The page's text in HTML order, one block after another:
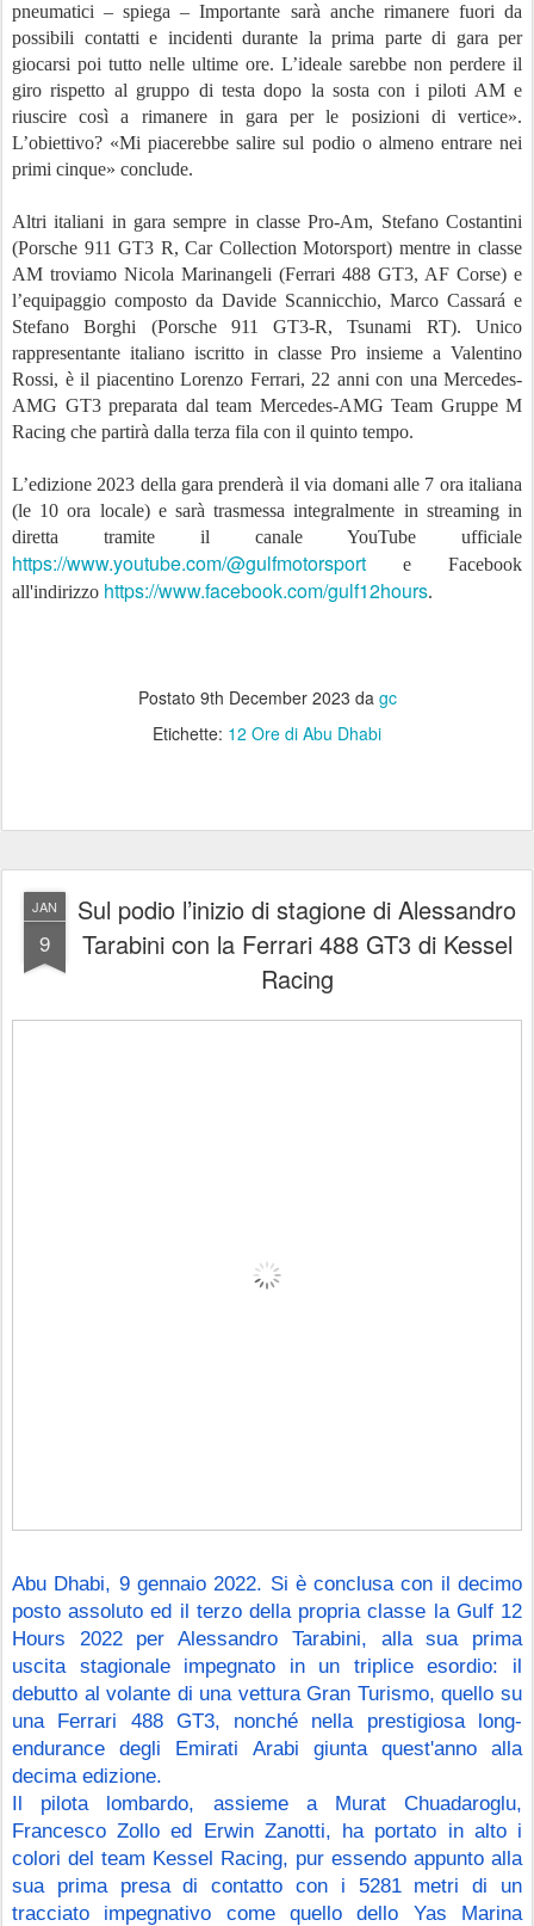
pneumatici – spiega – Importante sarà anche rimanere fuori da
possibili contatti e incidenti durante la prima parte di gara per
giocarsi poi tutto nelle ultime ore. L’ideale sarebbe non perdere il
giro rispetto al gruppo di testa dopo la sosta con i piloti AM e
riuscire così a rimanere in gara per le posizioni di vertice».
L’obiettivo? «Mi piacerebbe salire sul podio o almeno entrare nei
primi cinque» conclude.
Altri italiani in gara sempre in classe Pro-Am, Stefano Costantini
(Porsche 911 GT3 R, Car Collection Motorsport) mentre in classe
AM troviamo Nicola Marinangeli (Ferrari 488 GT3, AF Corse) e
l’equipaggio composto da Davide Scannicchio, Marco Cassará e
Stefano Borghi (Porsche 911 GT3-R, Tsunami RT). Unico
rappresentante italiano iscritto in classe Pro insieme a Valentino
Rossi, è il piacentino Lorenzo Ferrari, 22 anni con una Mercedes-
AMG GT3 preparata dal team Mercedes-AMG Team Gruppe M
Racing che partirà dalla terza fila con il quinto tempo.
L’edizione 2023 della gara prenderà il via domani alle 7 ora italiana
(le 10 ora locale) e sarà trasmessa integralmente in streaming in
diretta tramite il canale YouTube ufficiale
https://www.youtube.com/@gulfmotorsport e Facebook
all'indirizzo https://www.facebook.com/gulf12hours.
Postato 9th December 2023 da gc
Etichette: 12 Ore di Abu Dhabi
JAN
9
Sul podio l’inizio di stagione di Alessandro
Tarabini con la Ferrari 488 GT3 di Kessel
Racing
Abu Dhabi, 9 gennaio 2022. Si è conclusa con il decimo
posto assoluto ed il terzo della propria classe la Gulf 12
Hours 2022 per Alessandro Tarabini, alla sua prima
uscita stagionale impegnato in un triplice esordio: il
debutto al volante di una vettura Gran Turismo, quello su
una Ferrari 488 GT3, nonché nella prestigiosa long-
endurance degli Emirati Arabi giunta quest'anno alla
decima edizione.
Il pilota lombardo, assieme a Murat Chuadaroglu,
Francesco Zollo ed Erwin Zanotti, ha portato in alto i
colori del team Kessel Racing, pur essendo appunto alla
sua prima presa di contatto con i 5281 metri di un
tracciato impegnativo come quello dello Yas Marina